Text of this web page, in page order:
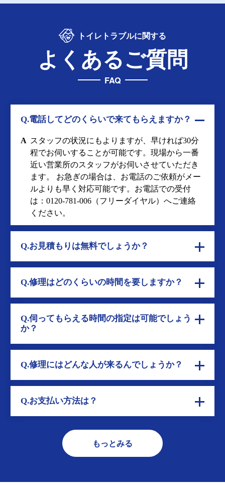
トイレトラブルに関する
よくあるご質問
FAQ
Q.電話してどのくらいで来てもらえますか？
A スタッフの状況にもよりますが、早ければ30分
程でお伺いすることが可能です。現場から一番
近い営業所のスタッフがお伺いさせていただき
ます。 お急ぎの場合は、お電話のご依頼がメー
ルよりも早く対応可能です。お電話での受付
は： 0120-781-006 （フリーダイヤル）へご連絡
ください。
Q.お見積もりは無料でしょうか？
Q.修理はどのくらいの時間を要しますか？
Q.伺ってもらえる時間の指定は可能でしょう
か？
Q.修理にはどんな人が来るんでしょうか？
Q.お支払い方法は？
もっとみる